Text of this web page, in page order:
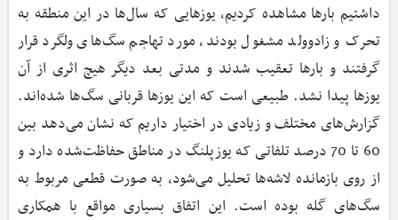
داشتیم بارها مشاهده کردیم، یوزهایی که سال‌ها در این منطقه به
تحرک و زادوولد مشغول بودند، مورد تهاجم سگ‌های ولگرد قرار
گرفتند و بارها تعقیب شدند و مدتی بعد دیگر هیچ اثری از آن
یوزها پیدا نشد. طبیعی است که این یوزها قربانی سگ‌ها شده‌اند.
گزارش‌های مختلف و زیادی در اختیار داریم که نشان می‌دهد بین
60 تا 70 درصد تلفاتی که یوزپلنگ در مناطق حفاظت‌شده دارد و
از روی بازمانده لاشه‌ها تحلیل می‌شود، به صورت قطعی مربوط به
سگ‌های گله بوده است. این اتفاق بسیاری مواقع با همکاری